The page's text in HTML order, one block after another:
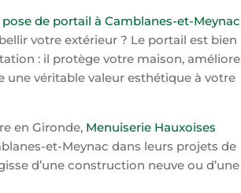
pose de portail à Camblanes-et-Meynac
votre extérieur ? Le portail est bien
: il protège votre maison, améliore
véritable valeur esthétique à votre
en Gironde, Menuiserie Hauxoises
et-Meynac dans leurs projets de
d’une construction neuve ou d’une